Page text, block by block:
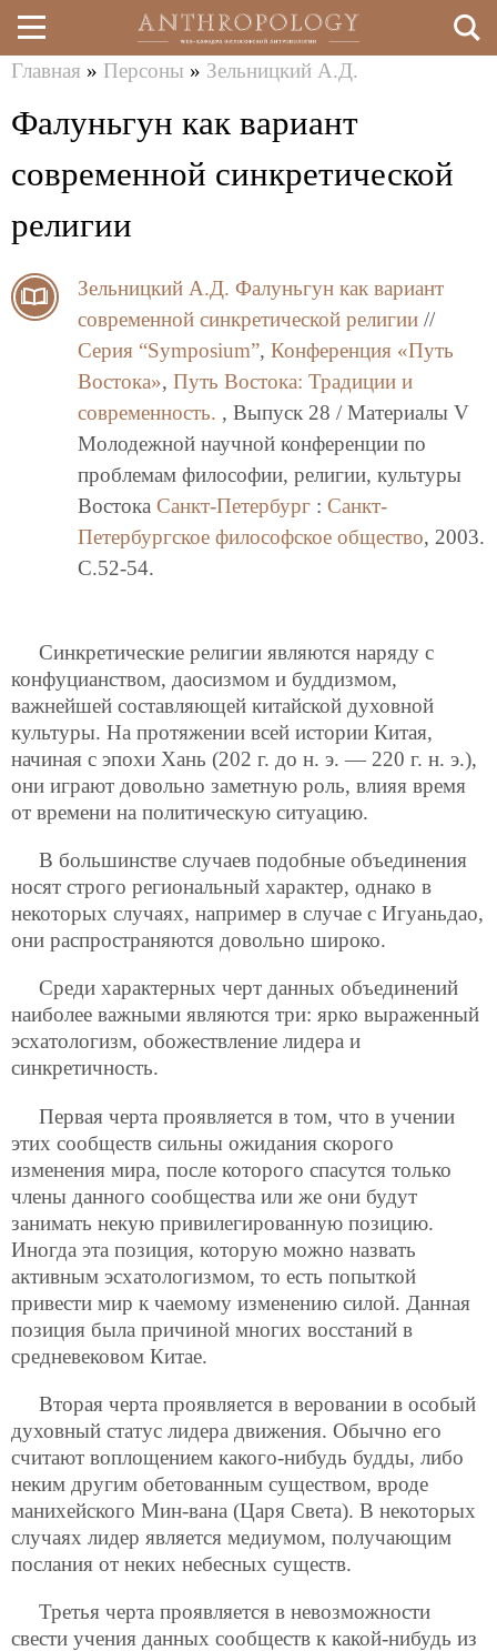
Перейти
к
основному
здесь
Главная » Персоны » Зельницкий А.Д.
Фалуньгун как вариант
современной синкретической
религии
Зельницкий А.Д. Фалуньгун как вариант
современной синкретической религии //
Серия “Symposium”, Конференция «Путь
Востока», Путь Востока: Традиции и
современность. , Выпуск 28 / Материалы V
Молодежной научной конференции по
проблемам философии, религии, культуры
Востока Санкт-Петербург : Санкт-
Петербургское философское общество, 2003.
C.52-54.
Синкретические религии являются наряду с
конфуцианством, даосизмом и буддизмом,
важнейшей составляющей китайской духовной
культуры. На протяжении всей истории Китая,
начиная с эпохи Хань (202 г. до н. э. — 220 г. н. э.),
они играют довольно заметную роль, влияя время
от времени на политическую ситуацию.
В большинстве случаев подобные объединения
носят строго региональный характер, однако в
некоторых случаях, например в случае с Игуаньдао,
они распространяются довольно широко.
Среди характерных черт данных объединений
наиболее важными являются три: ярко выраженный
эсхатологизм, обожествление лидера и
синкретичность.
Первая черта проявляется в том, что в учении
этих сообществ сильны ожидания скорого
изменения мира, после которого спасутся только
члены данного сообщества или же они будут
занимать некую привилегированную позицию.
Иногда эта позиция, которую можно назвать
активным эсхатологизмом, то есть попыткой
привести мир к чаемому изменению силой. Данная
позиция была причиной многих восстаний в
средневековом Китае.
Вторая черта проявляется в веровании в особый
духовный статус лидера движения. Обычно его
считают воплощением какого-нибудь будды, либо
неким другим обетованным существом, вроде
манихейского Мин-вана (Царя Света). В некоторых
случаях лидер является медиумом, получающим
послания от неких небесных существ.
Третья черта проявляется в невозможности
свести учения данных сообществ к какой-нибудь из